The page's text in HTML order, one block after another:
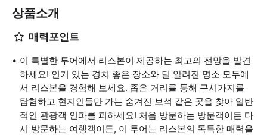
상품소개
매력포인트
이 특별한 투어에서 리스본이 제공하는 최고의 전망을 발견
하세요! 인기 있는 경치 좋은 장소와 덜 알려진 명소 모두에
서 리스본을 경험해 보세요. 좁은 거리를 통해 구시가지를
탐험하고 현지인들만 가는 숨겨진 보석 같은 곳을 찾아 일반
적인 관광객 인파를 피하세요! 처음 방문하는 방문객이든 다
시 방문하는 여행객이든, 이 투어는 리스본의 독특한 매력을